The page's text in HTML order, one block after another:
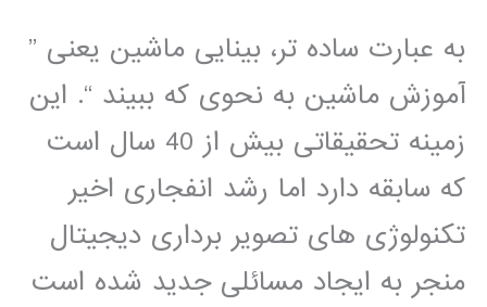
به عبارت ساده تر، بینایی ماشین یعنی ”
آموزش ماشین به نحوی که ببیند “. این
زمینه تحقیقاتی بیش از 40 سال است
که سابقه دارد اما رشد انفجاری اخیر
تکنولوژی های تصویر برداری دیجیتال
منجر به ایجاد مسائلی جدید شده است